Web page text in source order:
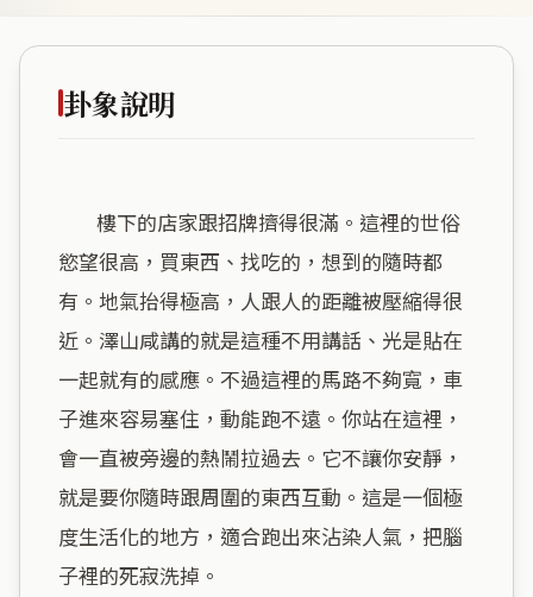
卦象說明
慾望很高，買東西、找吃的，想到的隨時都
有。地氣抬得極高，人跟人的距離被壓縮得很
近。澤山咸講的就是這種不用講話、光是貼在
一起就有的感應。不過這裡的馬路不夠寬，車
子進來容易塞住，動能跑不遠。你站在這裡，
會一直被旁邊的熱鬧拉過去。它不讓你安靜，
就是要你隨時跟周圍的東西互動。這是一個極
度生活化的地方，適合跑出來沾染人氣，把腦
子裡的死寂洗掉。